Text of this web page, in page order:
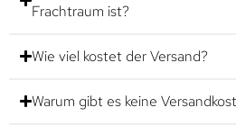
Frachtraum ist?
Wie viel kostet der Versand?
Warum gibt es keine